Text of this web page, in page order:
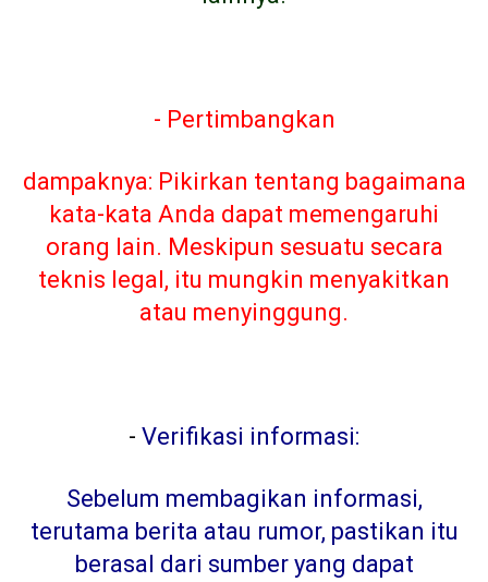
- Pertimbangkan
dampaknya: Pikirkan tentang bagaimana
kata-kata Anda dapat memengaruhi
orang lain. Meskipun sesuatu secara
teknis legal, itu mungkin menyakitkan
atau menyinggung.
- Verifikasi informasi:
Sebelum membagikan informasi,
terutama berita atau rumor, pastikan itu
berasal dari sumber yang dapat